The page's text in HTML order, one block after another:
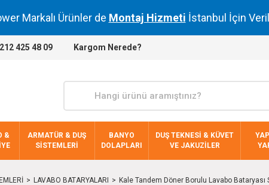
Markalı Ürünler de Montaj Hizmeti İstanbul İçin
425 48 09 Kargom Nerede?
&
ARMATÜR & DUŞ
SİSTEMLERİ
BANYO
DOLAPLARI
DUŞ TEKNESİ & KÜVET
VE JAKUZİLER
LAVABO BATARYALARI Kale Tandem Döner Borulu Lavabo Bataryası